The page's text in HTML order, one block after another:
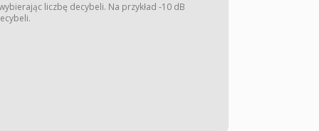
liczbę decybeli. Na przykład -10 dB